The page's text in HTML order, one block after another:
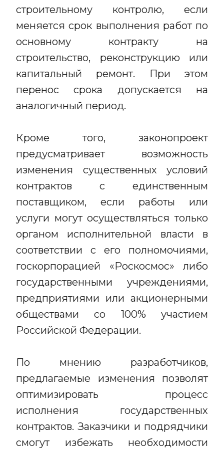
строительному контролю, если
меняется срок выполнения работ по
основному контракту на
строительство, реконструкцию или
капитальный ремонт. При этом
перенос срока допускается на
аналогичный период.
Кроме того, законопроект
предусматривает возможность
изменения существенных условий
контрактов с единственным
поставщиком, если работы или
услуги могут осуществляться только
органом исполнительной власти в
соответствии с его полномочиями,
госкорпорацией «Роскосмос» либо
государственными учреждениями,
предприятиями или акционерными
обществами со 100% участием
Российской Федерации.
По мнению разработчиков,
предлагаемые изменения позволят
оптимизировать процесс
исполнения государственных
контрактов. Заказчики и подрядчики
смогут избежать необходимости